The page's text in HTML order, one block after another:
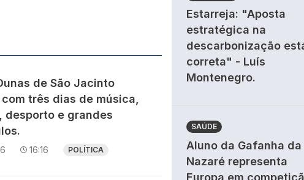
de São Jacinto
três dias de música,
desporto e grandes
16:16 POLÍTICA
Estarreja: "Aposta
estratégica na
descarbonização
correta" - Luís
Montenegro.
SAÚDE
Aluno da Gafanha da
Nazaré representa
Europa em